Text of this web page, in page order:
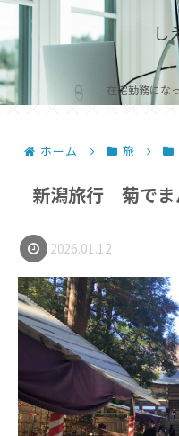
し
在宅勤務にな
ホーム 旅
新潟旅行 菊でま
2026.01.12